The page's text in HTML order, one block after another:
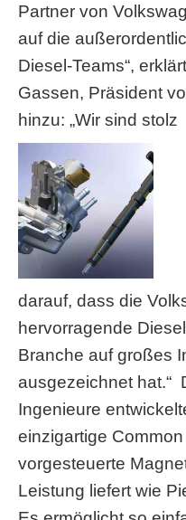
Partner von
auf die
Diesel-Teams“,
Gassen, Präsident
hinzu: „Wir sind stolz
darauf, dass die
hervorragende
Branche auf großes
ausgezeichnet hat.“
Ingenieure
einzigartige
vorgesteuerte
Leistung liefert wie